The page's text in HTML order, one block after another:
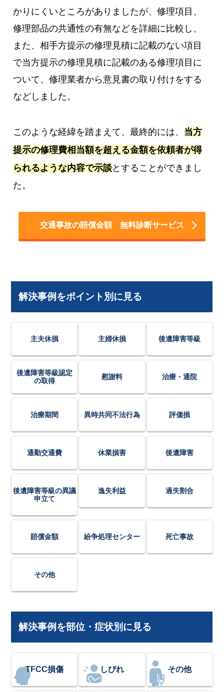
かりにくいところがありましたが、修理項目、
修理部品の共通性の有無などを詳細に比較し、
また、相手方提示の修理見積に記載のない項目
で当方提示の修理見積に記載のある修理項目に
ついて、修理業者から意見書の取り付けをする
などしました。
このような経緯を踏まえて、最終的には、 当方
提示の修理費相当額を超える金額を依頼者が得
られるような内容で示談とすることができまし
た。
交通事故の賠償金額 無料診断サービス
解決事例をポイント別に見る
主夫休損 主婦休損 後遺障害等級
後遺障害等級認定
の取得
慰謝料 治療・通院
治療期間 異時共同不法行為 評価損
通勤交通費 休業損害 後遺障害
後遺障害等級の異議
申立て
逸失利益 過失割合
賠償金額 紛争処理センター 死亡事故
その他
解決事例を部位・症状別に見る
TFCC損傷 しびれ その他